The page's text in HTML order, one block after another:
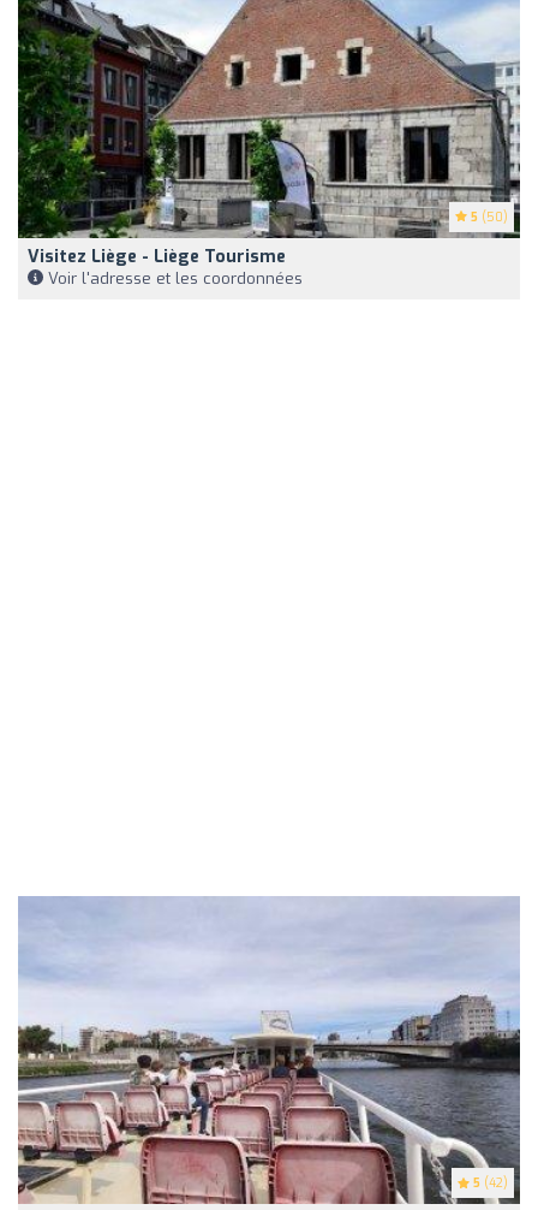
5 (50)
Visitez Liège - Liège Tourisme
Voir l'adresse et les coordonnées
5 (42)